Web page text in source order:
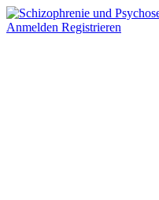
Anmelden Registrieren